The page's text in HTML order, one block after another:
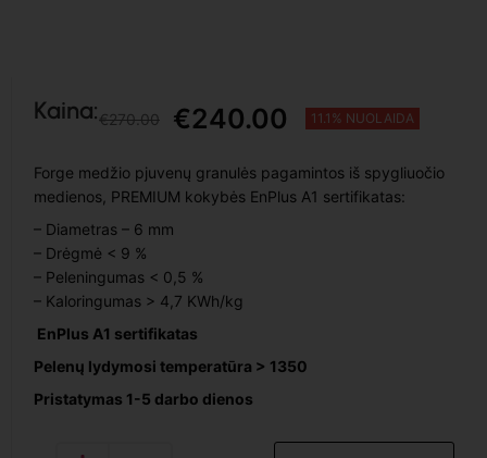
Kaina:€270.00 €240.00 11.1% NUOLAIDA
Forge medžio pjuvenų granulės pagamintos iš spygliuočio
medienos, PREMIUM kokybės EnPlus A1 sertifikatas:
– Diametras – 6 mm
– Drėgmė < 9 %
– Peleningumas < 0,5 %
– Kaloringumas > 4,7 KWh/kg
EnPlus A1 sertifikatas
Pelenų lydymosi temperatūra > 1350
Pristatymas 1-5 darbo dienos